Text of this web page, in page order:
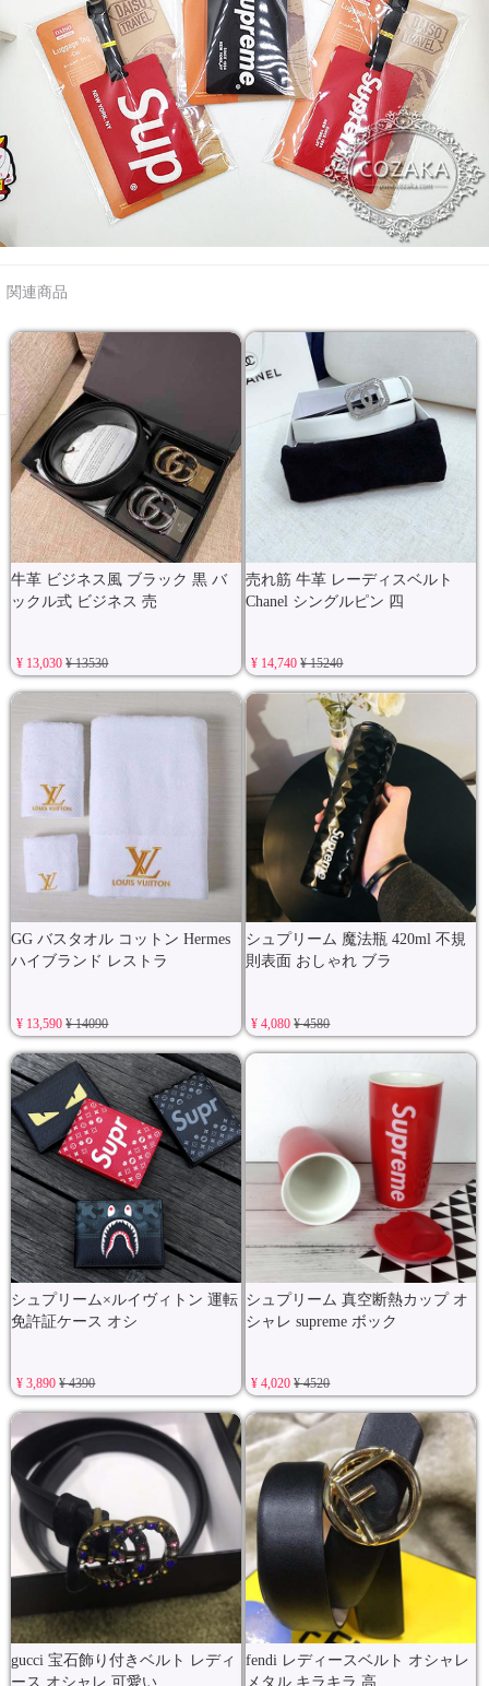
関連商品
牛革 ビジネス風 ブラック 黒 バ
ックル式 ビジネス 売
¥ 13,030¥ 13530
売れ筋 牛革 レーディスベルト
Chanel シングルピン 四
¥ 14,740¥ 15240
GG バスタオル コットン Hermes
ハイブランド レストラ
¥ 13,590¥ 14090
シュプリーム 魔法瓶 420ml 不規
則表面 おしゃれ ブラ
¥ 4,080¥ 4580
シュプリーム×ルイヴィトン 運転
免許証ケース オシ
¥ 3,890¥ 4390
シュプリーム 真空断熱カップ オ
シャレ supreme ボック
¥ 4,020¥ 4520
gucci 宝石飾り付きベルト レディ
ース オシャレ 可愛い
fendi レディースベルト オシャレ
メタル キラキラ 高